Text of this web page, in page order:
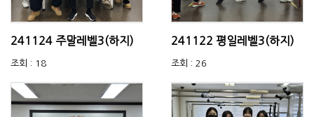
241124 주말레벨3(하지)
조회 : 18
241122 평일레벨3(하지)
조회 : 26